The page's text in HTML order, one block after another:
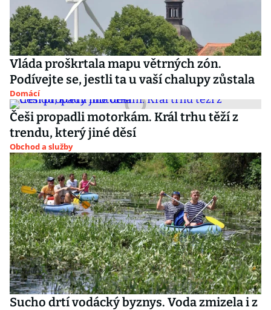
Vláda proškrtala mapu větrných zón.
Podívejte se, jestli ta u vaší chalupy zůstala
Domácí
Češi propadli motorkám. Král trhu těží z
trendu, který jiné děsí
Obchod a služby
Sucho drtí vodácký byznys. Voda zmizela i z